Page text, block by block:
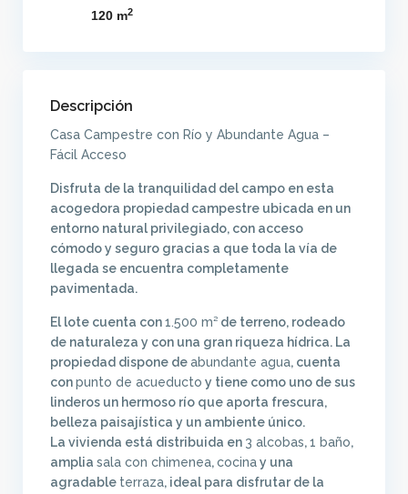
120 m2
Descripción
Casa Campestre con Río y Abundante Agua –
Fácil Acceso
Disfruta de la tranquilidad del campo en esta
acogedora propiedad campestre ubicada en un
entorno natural privilegiado, con acceso
cómodo y seguro gracias a que toda la vía de
llegada se encuentra completamente
pavimentada.
El lote cuenta con1.500 m² de terreno, rodeado
de naturaleza y con una gran riqueza hídrica. La
propiedad dispone deabundante agua, cuenta
conpunto de acueducto y tiene como uno de sus
linderos un hermoso río que aporta frescura,
belleza paisajística y un ambiente único.
La vivienda está distribuida en 3 alcobas,1 baño,
ampliasala con chimenea,cocinay una
agradable terraza, ideal para disfrutar de la